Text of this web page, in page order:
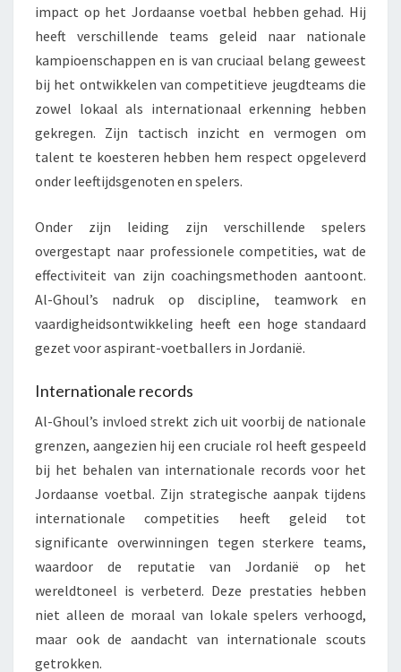
impact op het Jordaanse voetbal hebben gehad. Hij
heeft verschillende teams geleid naar nationale
kampioenschappen en is van cruciaal belang geweest
bij het ontwikkelen van competitieve jeugdteams die
zowel lokaal als internationaal erkenning hebben
gekregen. Zijn tactisch inzicht en vermogen om
talent te koesteren hebben hem respect opgeleverd
onder leeftijdsgenoten en spelers.
Onder zijn leiding zijn verschillende spelers
overgestapt naar professionele competities, wat de
effectiviteit van zijn coachingsmethoden aantoont.
Al-Ghoul’s nadruk op discipline, teamwork en
vaardigheidsontwikkeling heeft een hoge standaard
gezet voor aspirant-voetballers in Jordanië.
Internationale records
Al-Ghoul’s invloed strekt zich uit voorbij de nationale
grenzen, aangezien hij een cruciale rol heeft gespeeld
bij het behalen van internationale records voor het
Jordaanse voetbal. Zijn strategische aanpak tijdens
internationale competities heeft geleid tot
significante overwinningen tegen sterkere teams,
waardoor de reputatie van Jordanië op het
wereldtoneel is verbeterd. Deze prestaties hebben
niet alleen de moraal van lokale spelers verhoogd,
maar ook de aandacht van internationale scouts
getrokken.